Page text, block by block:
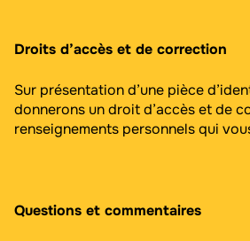
Droits d’accès et de correction
Sur présentation d’une pièce
donnerons un droit d’accès et de
renseignements personnels qui
Questions et commentaires